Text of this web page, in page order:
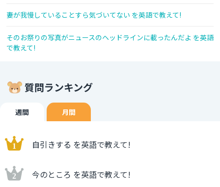
妻が我慢していることすら気づいてない を英語で教えて!
そのお祭りの写真がニュースのヘッドラインに載ったんだよ を英語
で教えて!
質問ランキング
週間 月間
自引きする を英語で教えて!
今のところ を英語で教えて!